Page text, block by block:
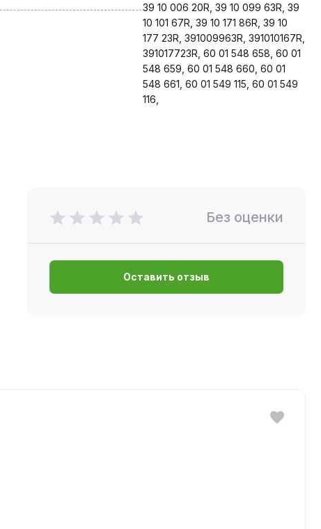
39 10 006 20R, 39 10 099 63R, 39
10 101 67R, 39 10 171 86R, 39 10
177 23R, 391009963R, 391010167R,
391017723R, 60 01 548 658, 60 01
548 659, 60 01 548 660, 60 01
548 661, 60 01 549 115, 60 01 549
116,
Без оценки
Оставить отзыв